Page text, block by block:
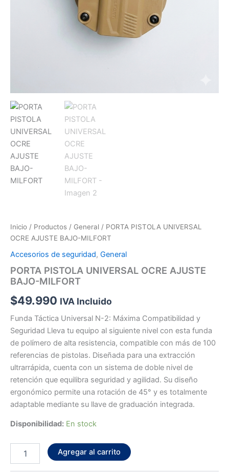
Inicio / Productos / General / PORTA PISTOLA UNIVERSAL
OCRE AJUSTE BAJO-MILFORT
Accesorios de seguridad, General
PORTA PISTOLA UNIVERSAL OCRE AJUSTE
BAJO-MILFORT
$49.990 IVA Incluido
Funda Táctica Universal N-2: Máxima Compatibilidad y
Seguridad Lleva tu equipo al siguiente nivel con esta funda
de polímero de alta resistencia, compatible con más de 100
referencias de pistolas. Diseñada para una extracción
ultrarrápida, cuenta con un sistema de doble nivel de
retención que equilibra seguridad y agilidad. Su diseño
ergonómico permite una rotación de 45° y es totalmente
adaptable mediante su llave de graduación integrada.
Disponibilidad: En stock
Agregar al carrito